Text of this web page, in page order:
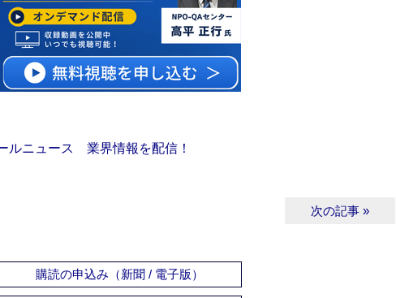
ニュース 業界情報を配信！
次の記事 »
購読の申込み（新聞 / 電子版）